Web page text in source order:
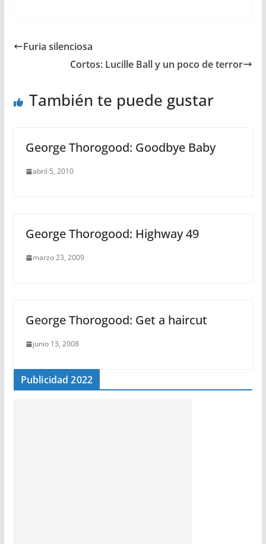
Furia silenciosa
Cortos: Lucille Ball y un poco de terror
También te puede gustar
George Thorogood: Goodbye Baby
abril 5, 2010
George Thorogood: Highway 49
marzo 23, 2009
George Thorogood: Get a haircut
junio 13, 2008
Publicidad 2022